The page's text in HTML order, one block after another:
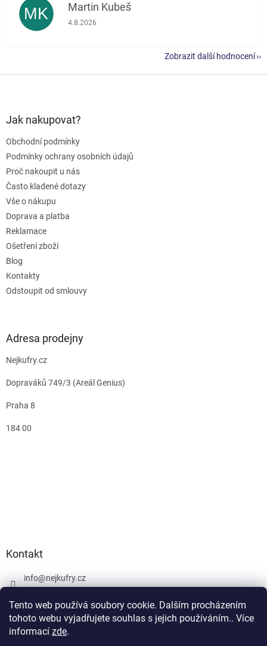
Tento web používá soubory cookie. Dalším procházením
tohoto webu vyjadřujete souhlas s jejich používáním.. Více
informací zde.
MK Martin Kubeš
Hodnocení obchodu je 5 z 5 hvězdiček.
4.8.2026
Zobrazit další hodnocení
Jak nakupovat?
Obchodní podmínky
Podmínky ochrany osobních údajů
Proč nakoupit u nás
Často kladené dotazy
Vše o nákupu
Doprava a platba
Reklamace
Ošetření zboží
Blog
Kontakty
Odstoupit od smlouvy
Adresa prodejny
Nejkufry.cz
Dopraváků 749/3 (Areál Genius)
Praha 8
184 00
Kontakt
info@nejkufry.cz
Facebook